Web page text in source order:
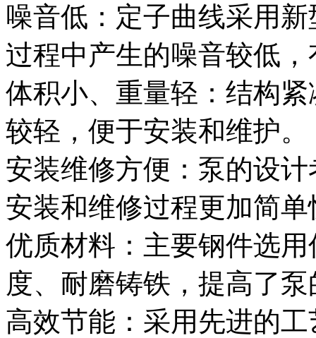
噪音低：定子曲线采用
过程中产生的噪音较低
体积小、重量轻：结构
较轻，便于安装和维护。
安装维修方便：泵的设
安装和维修过程更加简单
优质材料：主要钢件选
度、耐磨铸铁，提高了
高效节能：采用先进的